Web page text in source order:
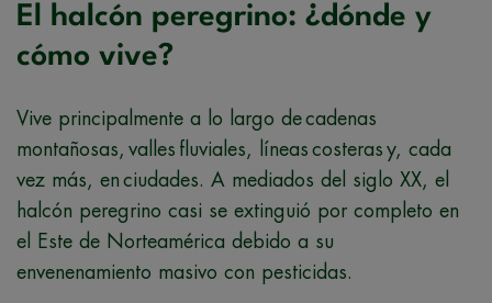
El halcón peregrino: ¿dónde y
cómo vive?
Vive principalmente a lo largo de cadenas
montañosas, valles fluviales, líneas costeras y, cada
vez más, en ciudades. A mediados del siglo XX, el
halcón peregrino casi se extinguió por completo en
el Este de Norteamérica debido a su
envenenamiento masivo con pesticidas.